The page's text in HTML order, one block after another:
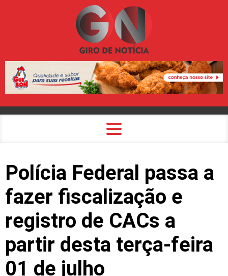
Polícia Federal passa a
fazer fiscalização e
registro de CACs a
partir desta terça-feira
01 de julho